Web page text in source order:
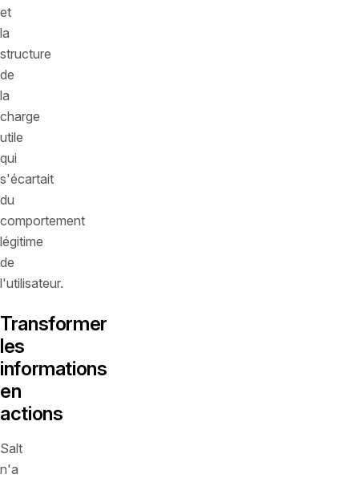
et
la
structure
de
la
charge
utile
qui
s'écartait
du
comportement
légitime
de
l'utilisateur.
Transformer
les
informations
en
actions
Salt
n'a